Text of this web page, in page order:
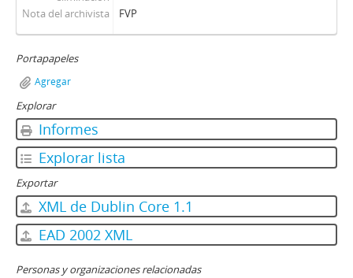
Nota del archivista FVP
Portapapeles
Agregar
Explorar
Informes
Explorar lista
Exportar
XML de Dublin Core 1.1
EAD 2002 XML
Personas y organizaciones relacionadas